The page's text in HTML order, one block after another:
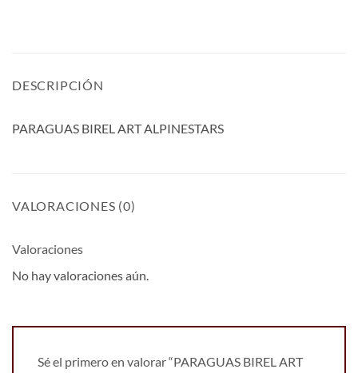
DESCRIPCIÓN
PARAGUAS BIREL ART ALPINESTARS
VALORACIONES (0)
Valoraciones
No hay valoraciones aún.
Sé el primero en valorar “PARAGUAS BIREL ART